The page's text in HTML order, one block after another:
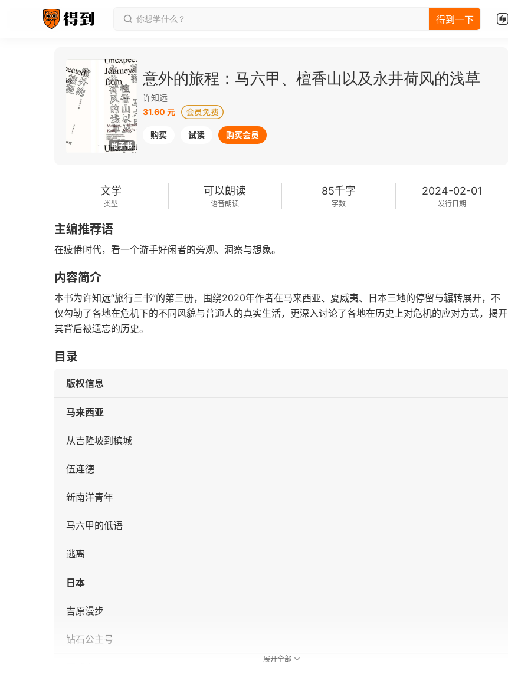
得到一下
电子书
意外的旅程：马六甲、檀香山以及永井荷风的浅草
许知远
31.60 元
购买 试读 购买会员
文学
类型
可以朗读
语音朗读
85千字
字数
2024-02-01
发行日期
主编推荐语
在疲倦时代，看一个游手好闲者的旁观、洞察与想象。
内容简介
本书为许知远“旅行三书”的第三册，围绕2020年作者在马来西亚、夏威夷、日本三地的停留与辗转展开，不
仅勾勒了各地在危机下的不同风貌与普通人的真实生活，更深入讨论了各地在历史上对危机的应对方式，揭开
其背后被遗忘的历史。
目录
版权信息
马来西亚
从吉隆坡到槟城
伍连德
新南洋青年
马六甲的低语
逃离
日本
吉原漫步
钻石公主号
展开全部